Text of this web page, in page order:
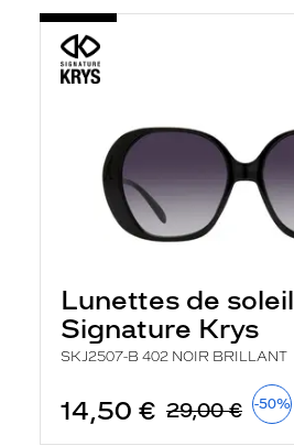
Lunettes de soleil
Signature Krys
SKJ2507-B 402 NOIR BRILLANT
14,50 € 29,00 € -50%